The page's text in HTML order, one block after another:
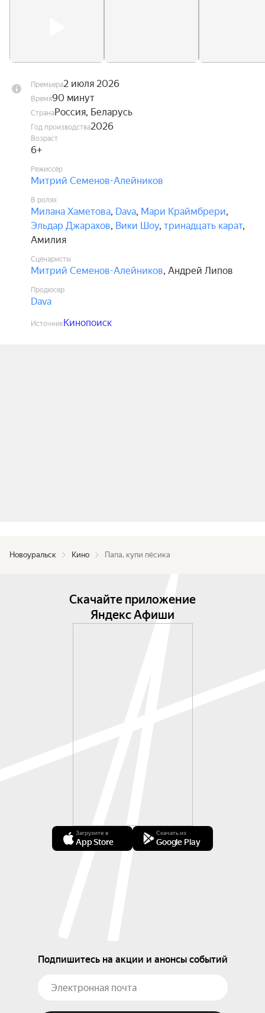
Премьера2 июля 2026
Время90 минут
СтранаРоссия, Беларусь
Год производства2026
Возраст
6+
Режиссёр
Митрий Семенов-Алейников
В ролях
Милана Хаметова, Dava, Мари Краймбрери,
Эльдар Джарахов, Вики Шоу, тринадцать карат,
Амилия
Сценаристы
Митрий Семенов-Алейников, Андрей Липов
Продюсер
Dava
ИсточникКинопоиск
Новоуральск Кино Папа, купи пёсика
Скачайте приложение
Яндекс Афиши
Загрузите в
App Store
Скачать из
Google Play
Подпишитесь на акции и анонсы событий